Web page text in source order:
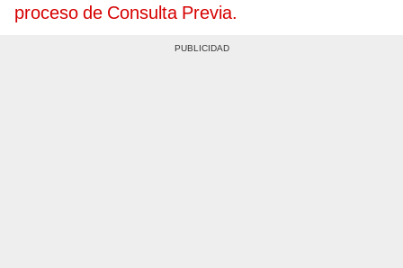
proceso de Consulta Previa.